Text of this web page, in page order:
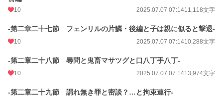
10 2025.07.07 07:1411,118文字
-第二章二十七節 フェンリルの片鱗・後編と子は親に似ると撃退-
10 2025.07.07 07:1410,288文字
-第二章二十八節 尋問と鬼畜マサツグと口八丁手八丁-
10 2025.07.07 07:1413,974文字
-第二章二十九節 謂れ無き罪と密談？…と拘束連行-